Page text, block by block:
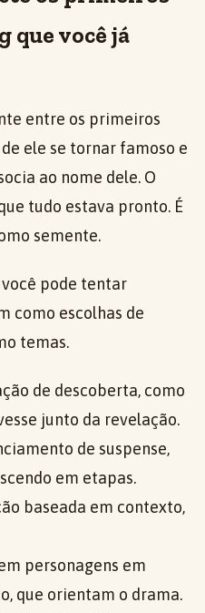
que você já
entre os primeiros
ele se tornar famoso e
ao nome dele. O
tudo estava pronto. É
semente.
pode tentar
como escolhas de
temas.
de descoberta, como
junto da revelação.
de suspense,
em etapas.
baseada em contexto,
personagens em
que orientam o drama.